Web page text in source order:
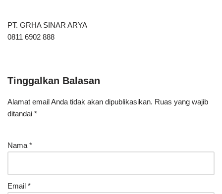
PT. GRHA SINAR ARYA
0811 6902 888
Tinggalkan Balasan
Alamat email Anda tidak akan dipublikasikan. Ruas yang wajib
ditandai *
Nama *
Email *